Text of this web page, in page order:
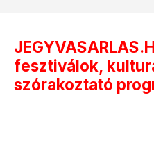
fesztiválok,
szórakoztató